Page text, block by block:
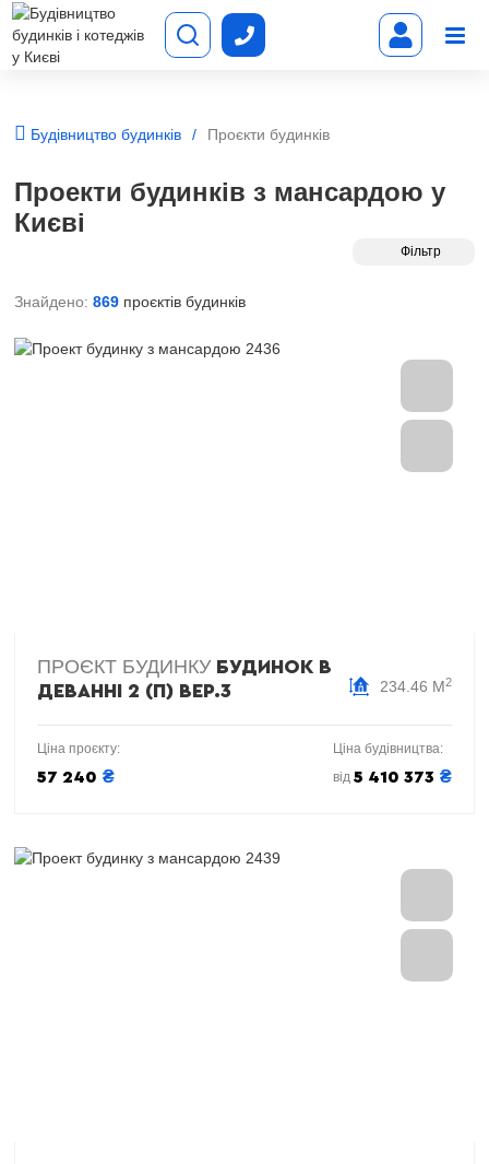
Будівництво будинків Проєкти будинків
Проекти будинків з мансардою у
Києві
Фільтр
Знайдено: 869 проєктів будинків
ПРОЄКТ БУДИНКУ БУДИНОК В
ДЕВАННІ 2 (П) ВЕР.3
234.46 М2
Ціна проєкту:
57 240 ₴
Ціна будівництва:
від 5 410 373 ₴